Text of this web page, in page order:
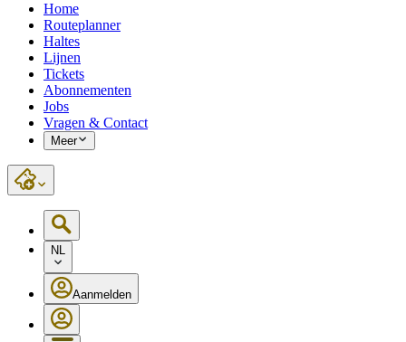
Home
Routeplanner
Haltes
Lijnen
Tickets
Abonnementen
Jobs
Vragen & Contact
Meer
NL
Aanmelden